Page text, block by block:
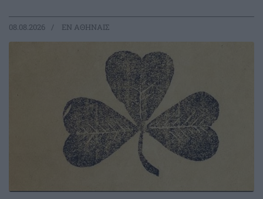
08.08.2026 EΝ ΑΘΗΝΑΙΣ